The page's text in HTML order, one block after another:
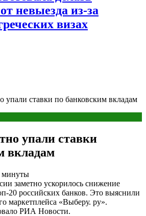
невыезда из-за
визах
упали ставки по банковским вкладам
упали ставки
вкладам
минуты
заметно ускорилось снижение
20 российских банков. Это выяснили
маркетплейса «Выберу. ру».
РИА Новости.